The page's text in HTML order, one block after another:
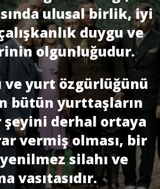
ulusal birlik, iyi
duygu ve
olgunluğudur.
ve yurt özgürlüğünü
bütün yurttaşların
şeyini derhal ortaya
vermiş olması, bir
silahı ve
vasıtasıdır.